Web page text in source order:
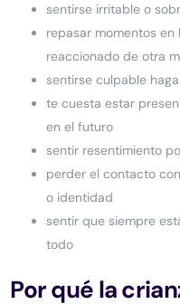
sentirse irritable o
repasar momentos
reaccionado de otra
sentirse culpable
te cuesta estar
en el futuro
sentir resentimiento
perder el contacto
o identidad
sentir que siempre
todo
Por qué la